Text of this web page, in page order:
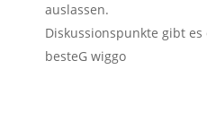
auslassen.
Diskussionspunkte gibt es
besteG wiggo